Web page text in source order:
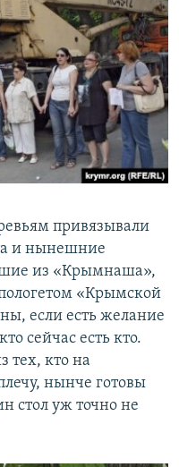
привязывали
и нынешние
из «Крымнаша»,
«Крымской
если есть желание
сейчас есть кто.
тех, кто на
нынче готовы
стол уж точно не